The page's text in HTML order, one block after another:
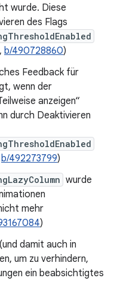
wurde. Diese
des Flags
, b/490728860)
Feedback für
wenn der
anzeigen“
durch Deaktivieren
b/492273799)
wurde
mehr
)
(und damit auch in
um zu verhindern,
ein beabsichtigtes